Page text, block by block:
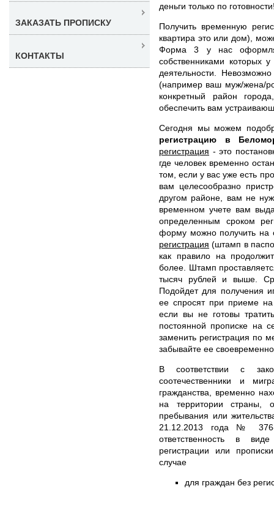
деньги только по
Получить временную
квартира это или дом),
Форма 3 у нас
собственниками которых
деятельности.
(например ваш муж/жена/
конкретный район
обеспечить вам
Сегодня мы можем
регистрацию в
регистрация - это
где человек временно
том, если у вас уже есть
вам целесообразно
другом районе, вам не
временном учете вам
определенным сроком
форму можно получить на
регистрация (штамп в
как правило на
более. Штамп
тысяч рублей и выше.
Подойдет для получения
ее спросят при приеме
если вы не готовы
постоянной прописке на
заменить регистрация по
забывайте ее
В соответствии с
соотечественники и
гражданства, временно
на территории страны,
пребывания или
21.12.2013 года № 376-
ответственность в
регистрации или
случае
для граждан без
ЗАКАЗАТЬ ПРОПИСКУ
КОНТАКТЫ